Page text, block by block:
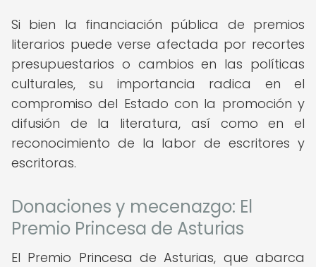
Si bien la financiación pública de premios
literarios puede verse afectada por recortes
presupuestarios o cambios en las políticas
culturales, su importancia radica en el
compromiso del Estado con la promoción y
difusión de la literatura, así como en el
reconocimiento de la labor de escritores y
escritoras.
Donaciones y mecenazgo: El
Premio Princesa de Asturias
El Premio Princesa de Asturias, que abarca